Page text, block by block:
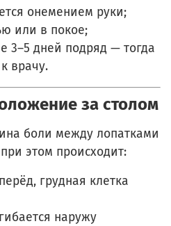
онемением руки;
или в покое;
3–5 дней подряд — тогда
врачу.
за столом
боли между лопатками
этом происходит:
грудная клетка
наружу